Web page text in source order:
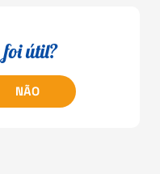
foi útil?
NÃO